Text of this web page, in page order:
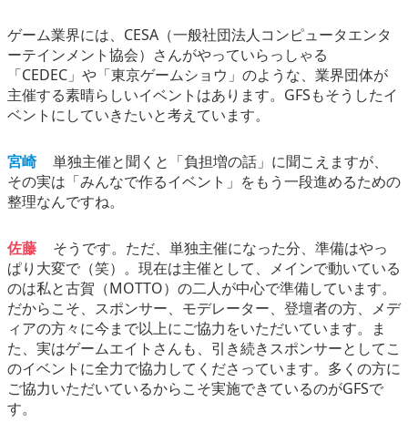
ゲーム業界には、CESA（一般社団法人コンピュータエンタ
ーテインメント協会）さんがやっていらっしゃる
「CEDEC」や「東京ゲームショウ」のような、業界団体が
主催する素晴らしいイベントはあります。GFSもそうしたイ
ベントにしていきたいと考えています。
宮崎
単独主催と聞くと「負担増の話」に聞こえますが、
その実は「みんなで作るイベント」をもう一段進めるための
整理なんですね。
佐藤
そうです。ただ、単独主催になった分、準備はやっ
ぱり大変で（笑）。現在は主催として、メインで動いている
のは私と古賀（MOTTO）の二人が中心で準備しています。
だからこそ、スポンサー、モデレーター、登壇者の方、メデ
ィアの方々に今まで以上にご協力をいただいています。ま
た、実はゲームエイトさんも、引き続きスポンサーとしてこ
のイベントに全力で協力してくださっています。多くの方に
ご協力いただいているからこそ実施できているのがGFSで
す。